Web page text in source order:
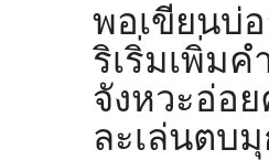
พอเขียนบ่
ริเริ่มเพิ่มค
จังหวะอ่อ
ละเล่นตบ